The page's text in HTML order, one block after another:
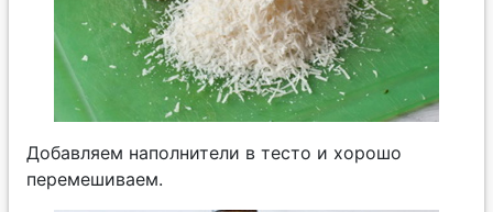
Добавляем наполнители в тесто и хорошо
перемешиваем.